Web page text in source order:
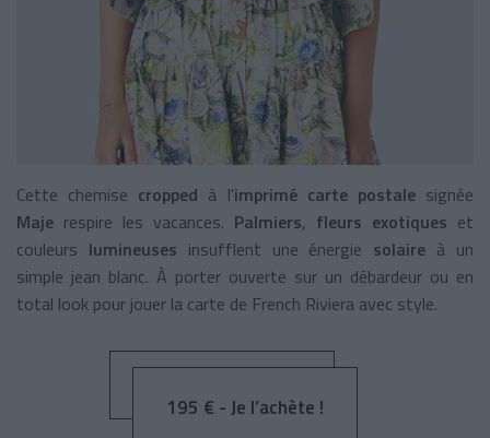
Cette chemise cropped à l'imprimé carte postalesignée
Maje respire les vacances. Palmiers, fleurs exotiques et
couleurs lumineuses insufflent une énergie solaire à un
simple jean blanc. À porter ouverte sur un débardeur ou en
total look pour jouer la carte de French Riviera avec style.
195 € - Je l’achète !